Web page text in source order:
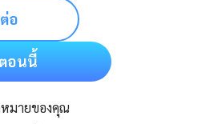
อ
อนนี้
มายของคุณ